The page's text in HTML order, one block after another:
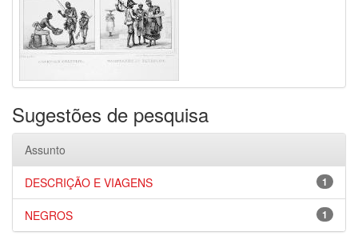
Sugestões de pesquisa
Assunto
1
DESCRIÇÃO E VIAGENS
1
NEGROS